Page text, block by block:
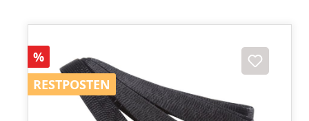
Rabatt
%
RESTPOSTEN
RESTPOSTEN